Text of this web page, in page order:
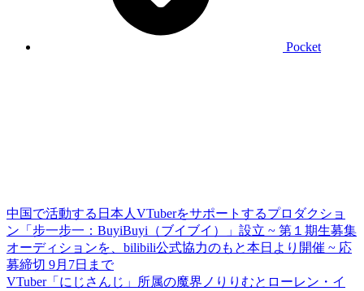
Pocket
中国で活動する日本人VTuberをサポートするプロダクショ
ン「步一步一：BuyiBuyi（ブイブイ）」設立 ~ 第１期生募集
オーディションを、bilibili公式協力のもと本日より開催 ~ 応
募締切 9月7日まで
VTuber「にじさんじ」所属の魔界ノりりむとローレン・イ